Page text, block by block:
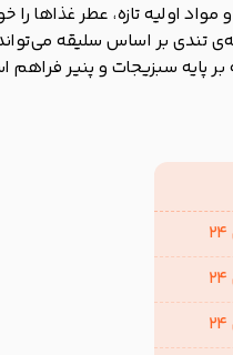
اولیه تازه، عطر غذاها
تندی بر اساس سلیقه
پایه سبزیجات و پنیر فراهم